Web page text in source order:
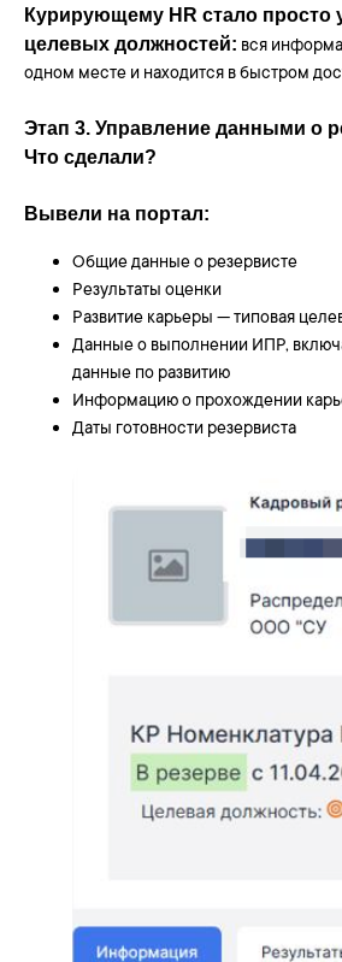
Курирующему HR стало просто
целевых должностей: вся
одном месте и находится в быстром
Этап 3. Управление данными о
Что сделали?
Вывели на портал:
Общие данные о резервисте
Результаты оценки
Развитие карьеры — типовая
Данные о выполнении ИПР,
данные по развитию
Информацию о прохождении
Даты готовности резервиста